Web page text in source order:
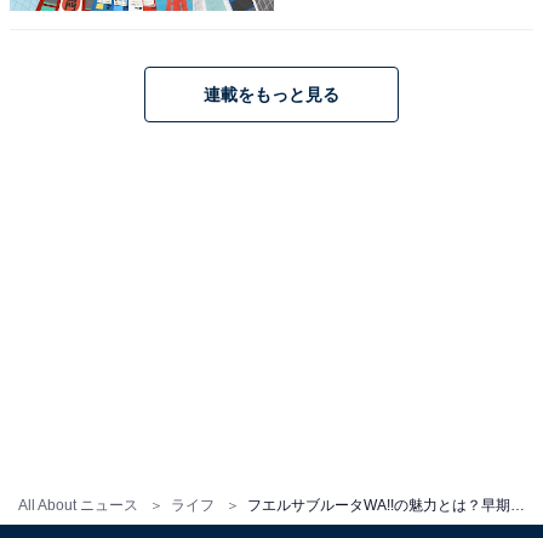
All About ニュース ライフ
は、見ているだけで爽快な気分になり、ストレス発散に
連載をもっと見る